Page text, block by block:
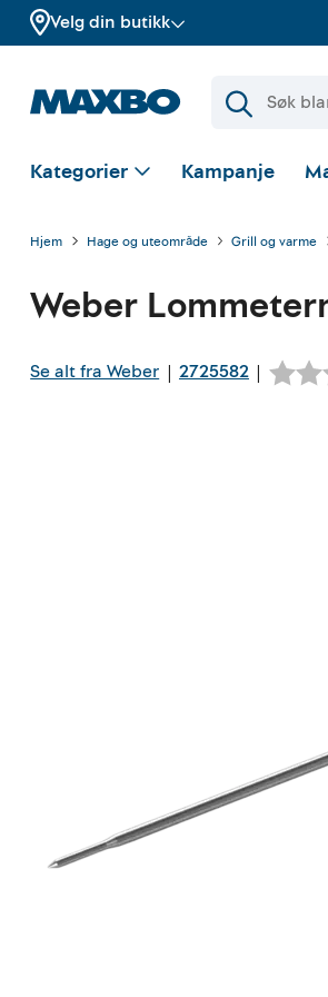
Velg din butikk
Kategorier Kampanje
Hjem Hage og uteområde Grill og varme
Weber
Se alt fra Weber | 2725582 |